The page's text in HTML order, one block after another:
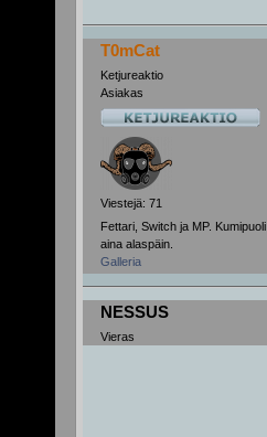
T0mCat
Ketjureaktio
Asiakas
Viestejä: 71
Fettari, Switch ja MP. Kumipuoli
aina alaspäin.
Galleria
NESSUS
Vieras